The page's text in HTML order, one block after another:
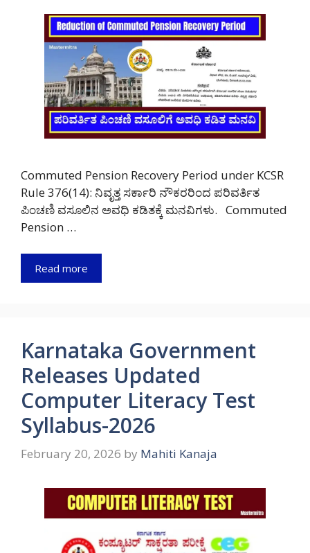
Commuted Pension Recovery Period under KCSR
Rule 376(14): ನಿವೃತ್ತ ಸರ್ಕಾರಿ ನೌಕರರಿಂದ ಪರಿವರ್ತಿತ
ಪಿಂಚಣಿ ವಸೂಲಿನ ಅವಧಿ ಕಡಿತಕ್ಕೆ ಮನವಿಗಳು. Commuted
Pension …
Read more
Karnataka Government
Releases Updated
Computer Literacy Test
Syllabus-2026
February 20, 2026 by Mahiti Kanaja